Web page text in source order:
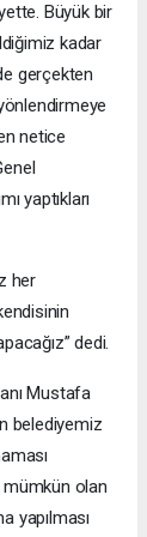
Büyük bir
kadar
gerçekten
netice
yaptıkları
her
dedi.
Mustafa
belediyemiz
mümkün olan
yapılması